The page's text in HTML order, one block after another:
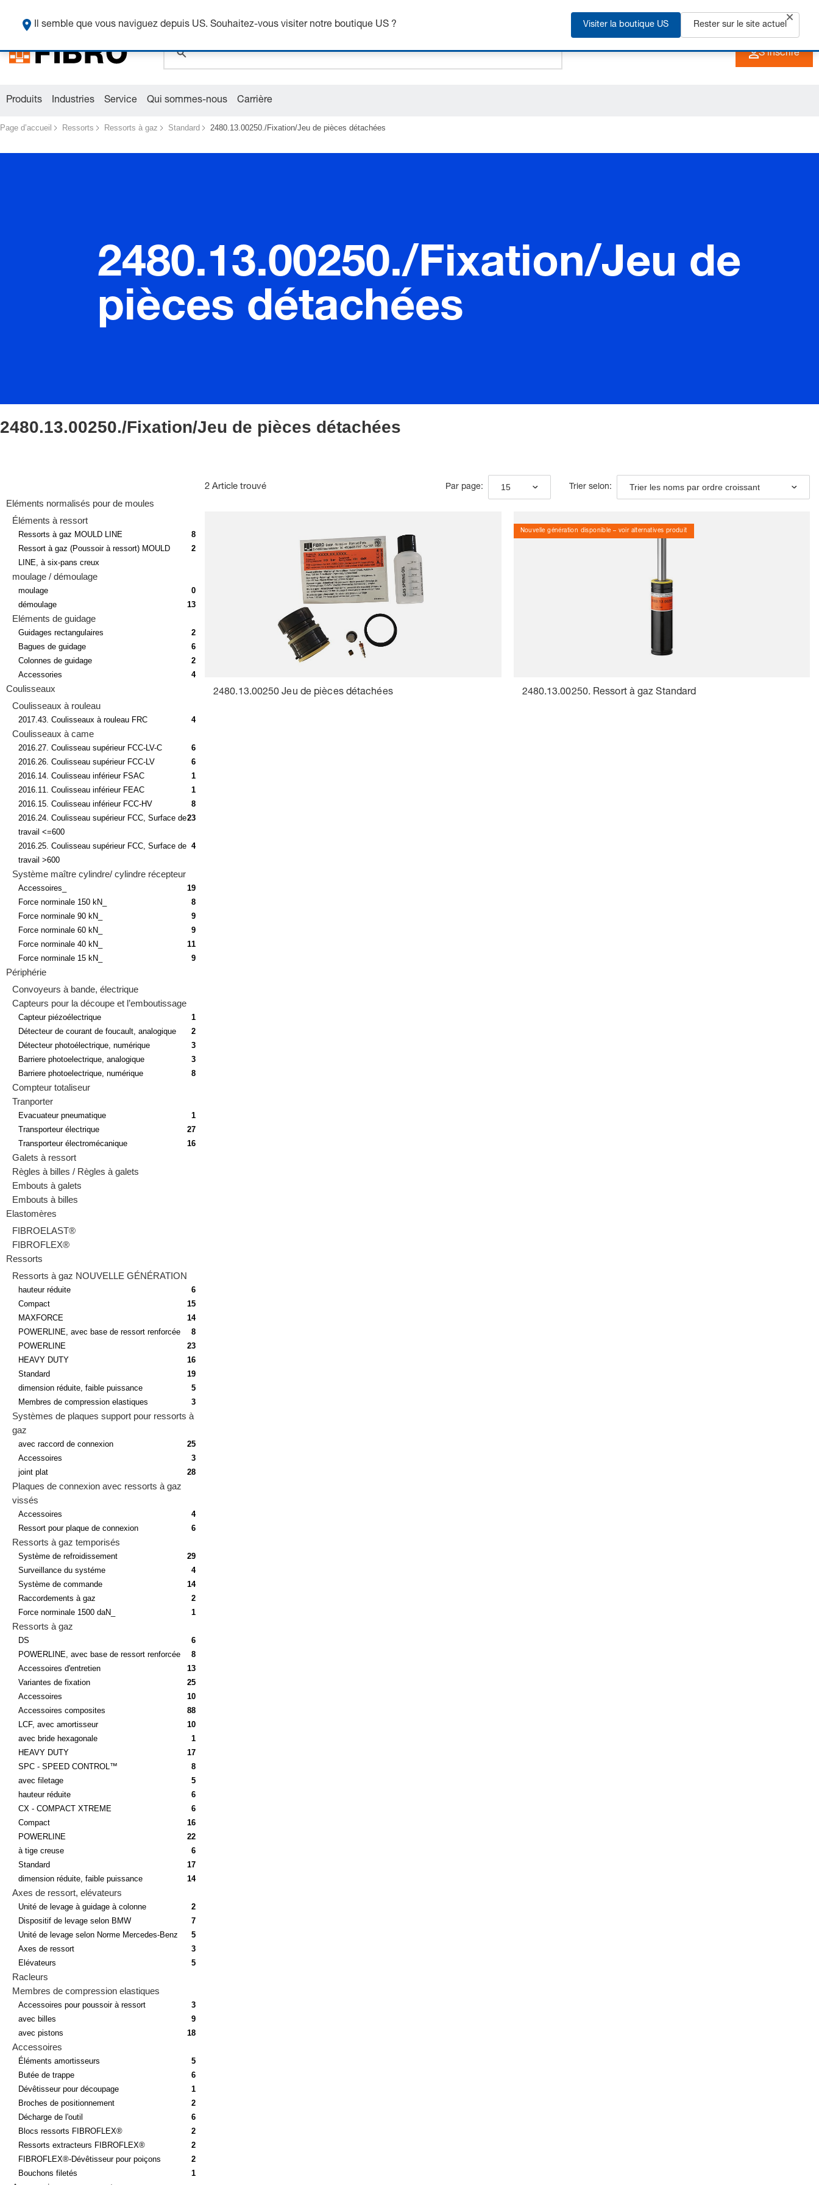
+33 3 90 20 40 40 FR
global.search.placeholder.name
S'inscrire
Produits Industries Service Qui sommes-nous Carrière
Page d’accueil Ressorts Ressorts à gaz Standard 2480.13.00250./Fixation/Jeu de pièces détachées
2480.13.00250./Fixation/Jeu de
pièces détachées
2480.13.00250./Fixation/Jeu de pièces détachées
Eléments normalisés pour de moules
Éléments à ressort
Ressorts à gaz MOULD LINE
8
Ressort à gaz (Poussoir à ressort) MOULD
LINE, à six-pans creux
2
moulage / démoulage
moulage
0
démoulage
13
Eléments de guidage
Guidages rectangulaires
2
Bagues de guidage
6
Colonnes de guidage
2
Accessories
4
Coulisseaux
Coulisseaux à rouleau
2017.43. Coulisseaux à rouleau FRC 4
Coulisseaux à came
2016.27. Coulisseau supérieur FCC-LV-C
6
2016.26. Coulisseau supérieur FCC-LV
6
2016.14. Coulisseau inférieur FSAC
1
2016.11. Coulisseau inférieur FEAC
1
2016.15. Coulisseau inférieur FCC-HV
8
2016.24. Coulisseau supérieur FCC, Surface de
travail <=600
23
2016.25. Coulisseau supérieur FCC, Surface de
travail >600
4
Système maître cylindre/ cylindre récepteur
Accessoires_
19
Force norminale 150 kN_
8
Force norminale 90 kN_
9
Force norminale 60 kN_
9
Force norminale 40 kN_
11
Force norminale 15 kN_
9
Périphérie
Convoyeurs à bande, électrique
Capteurs pour la découpe et l’emboutissage
Capteur piézoélectrique
1
Détecteur de courant de foucault, analogique
2
Détecteur photoélectrique, numérique
3
Barriere photoelectrique, analogique
3
Barriere photoelectrique, numérique
8
Compteur totaliseur
Tranporter
Evacuateur pneumatique
1
Transporteur électrique
27
Transporteur électromécanique
16
Galets à ressort
Règles à billes / Règles à galets
Embouts à galets
Embouts à billes
Elastomères
FIBROELAST®
FIBROFLEX®
Ressorts
Ressorts à gaz NOUVELLE GÉNÉRATION
hauteur réduite
6
Compact
15
MAXFORCE
14
POWERLINE, avec base de ressort renforcée
8
POWERLINE
23
HEAVY DUTY
16
Standard
19
dimension réduite, faible puissance
5
Membres de compression elastiques
3
Systèmes de plaques support pour ressorts à
gaz
avec raccord de connexion
25
Accessoires
3
joint plat
28
Plaques de connexion avec ressorts à gaz
vissés
Accessoires
4
Ressort pour plaque de connexion
6
Ressorts à gaz temporisés
Système de refroidissement
29
Surveillance du systéme
4
Système de commande
14
Raccordements à gaz
2
Force norminale 1500 daN_
1
Ressorts à gaz
DS
6
POWERLINE, avec base de ressort renforcée
8
Accessoires d'entretien
13
Variantes de fixation
25
Accessoires
10
Accessoires composites
88
LCF, avec amortisseur
10
avec bride hexagonale
1
HEAVY DUTY
17
SPC - SPEED CONTROL™
8
avec filetage
5
hauteur réduite
6
CX - COMPACT XTREME
6
Compact
16
POWERLINE
22
à tige creuse
6
Standard
17
dimension réduite, faible puissance
14
Axes de ressort, elévateurs
Unité de levage à guidage à colonne
2
Dispositif de levage selon BMW
7
Unité de levage selon Norme Mercedes-Benz
5
Axes de ressort
3
Elévateurs
5
Racleurs
Membres de compression elastiques
Accessoires pour poussoir à ressort
3
avec billes
9
avec pistons
18
Accessoires
Éléments amortisseurs
5
Butée de trappe
6
Dévêtisseur pour découpage
1
Broches de positionnement
2
Décharge de l'outil
6
Blocs ressorts FIBROFLEX®
2
Ressorts extracteurs FIBROFLEX®
2
FIBROFLEX®-Dévêtisseur pour poiçons
2
Bouchons filetés
1
2 Article trouvé Par page: 15 Trier selon: Trier les noms par ordre croissant
2480.13.00250 Jeu de pièces détachées
Nouvelle génération disponible – voir alternatives produit
2480.13.00250. Ressort à gaz Standard
Il semble que vous naviguez depuis US. Souhaitez-vous visiter notre boutique US ? Visiter la boutique US Rester sur le site actuel